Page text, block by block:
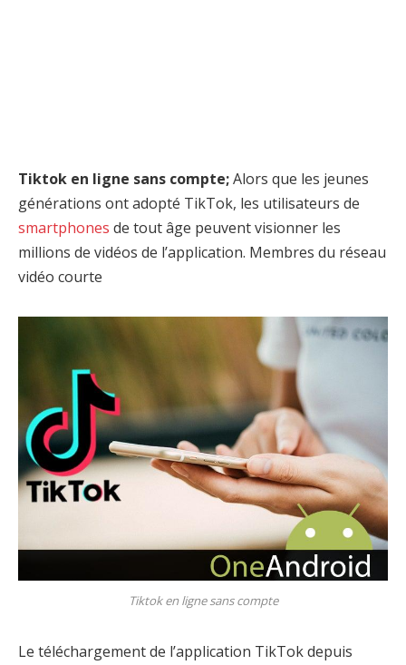
Tiktok en ligne sans compte;Alors que les jeunes
générations ont adopté TikTok, les utilisateurs de
smartphones de tout âge peuvent visionner les
millions de vidéos de l’application. Membres du réseau
vidéo courte
Tiktok en ligne sans compte
Le téléchargement de l’application TikTok depuis